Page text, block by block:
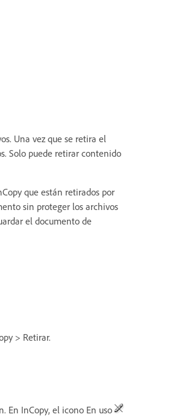
Una vez que se retira el
Solo puede retirar contenido
que están retirados por
sin proteger los archivos
el documento de
> Retirar.
En InCopy, el icono En uso